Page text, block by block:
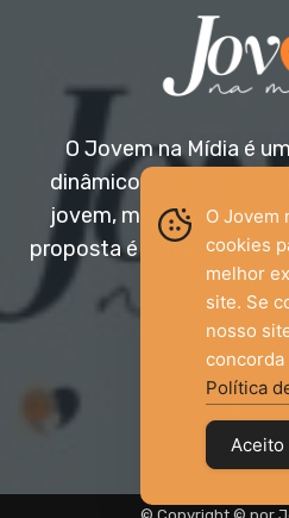
O Jovem na Mídia é
dinâmico e acessível,
jovem, mas aberto a
proposta é trazer
olhar
Entre em
O Jovem
cookies
melhor
site. Se
nosso
concorda
Política
Aceito